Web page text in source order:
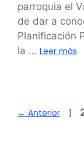
parroquia el
de dar a
Planificación
la … Leer más
← Anterior 1